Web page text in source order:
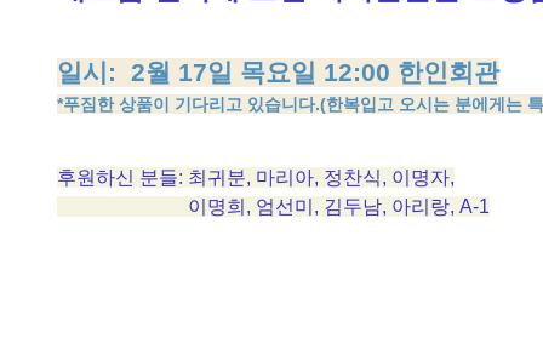
일시: 2월 17일 목요일 12:00 한인회관
*푸짐한 상품이 기다리고 있습니다.(한복입고 오시는 분에게는
후원하신 분들: 최귀분, 마리아, 정찬식, 이명자,
이명희, 엄선미, 김두남, 아리랑, A-1
- 한인회장선관위원회
- 한인회 정관 위원회
어버이회
한국학교(Language School)
정보/생활/건강